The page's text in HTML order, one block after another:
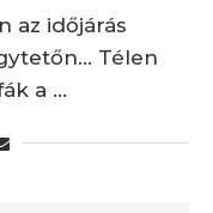
az időjárás
Télen
a …